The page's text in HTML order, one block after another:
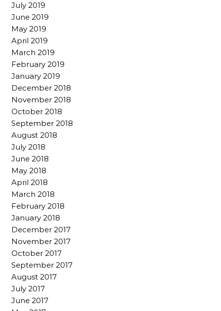
July 2019
June 2019
May 2019
April 2019
March 2019
February 2019
January 2019
December 2018
November 2018
October 2018
September 2018
August 2018
July 2018
June 2018
May 2018
April 2018
March 2018
February 2018
January 2018
December 2017
November 2017
October 2017
September 2017
August 2017
July 2017
June 2017